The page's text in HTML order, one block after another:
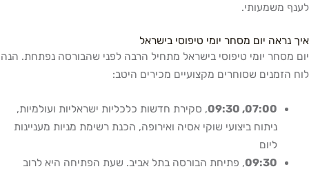
לענף משמעותי.
איך נראה יום מסחר יומי טיפוסי בישראל
יום מסחר יומי טיפוסי בישראל מתחיל הרבה לפני שהבורסה נפתחת. הנה
לוח הזמנים שסוחרים מקצועיים מכירים היטב:
07:00, 09:30
, סקירת חדשות כלכליות ישראליות ועולמיות,
ניתוח ביצועי שוקי אסיה ואירופה, הכנת רשימת מניות מעניינות
ליום
09:30, פתיחת הבורסה בתל אביב. שעת הפתיחה היא לרוב